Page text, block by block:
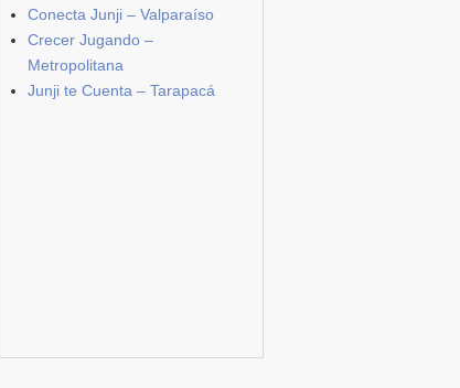
Conecta Junji – Valparaíso
Crecer Jugando –
Metropolitana
Junji te Cuenta – Tarapacá